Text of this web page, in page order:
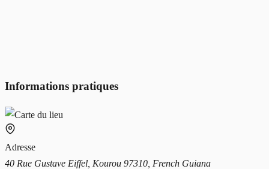
Informations pratiques
Adresse
40 Rue Gustave Eiffel, Kourou 97310, French Guiana